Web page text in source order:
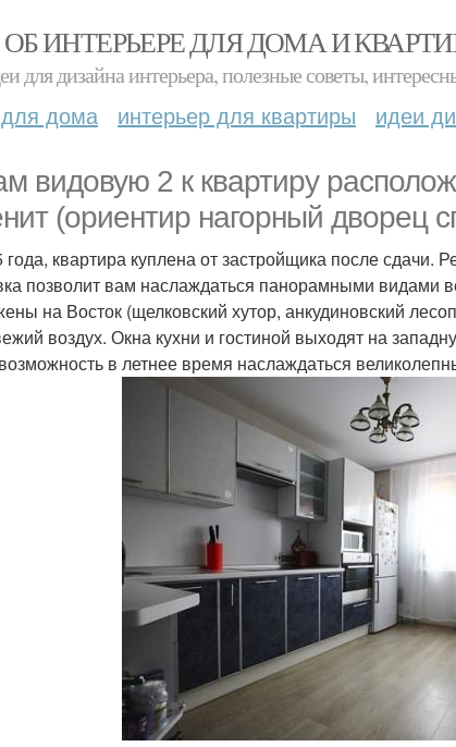
ИНТЕРЬЕРЕ ДЛЯ ДОМА И
для дизайна интерьера, полезные советы,
дома интерьер для квартиры идеи
видовую 2 к квартиру
(ориентир нагорный дворец
квартира куплена от застройщика после сдачи.
позволит вам наслаждаться панорамными видами
на Восток (щелковский хутор, анкудиновский
воздух. Окна кухни и гостиной выходят на
в летнее время наслаждаться